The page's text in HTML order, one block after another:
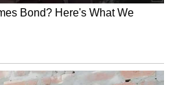
தொற்றாத நோய்களளை
உடனடித் தலையீடுகள்